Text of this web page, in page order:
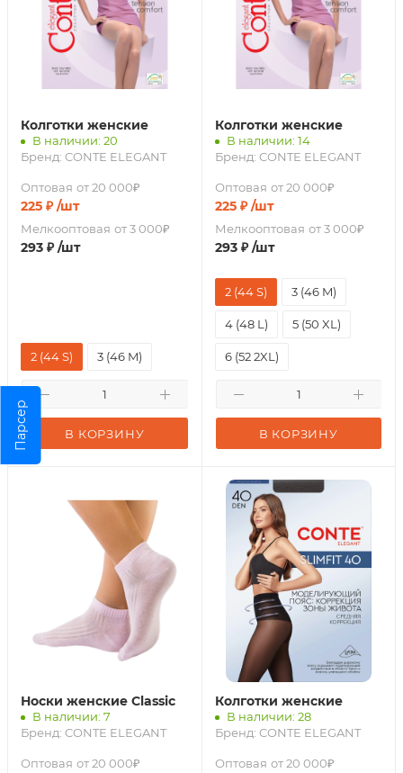
Колготки женские
В наличии: 20
Бренд: CONTE ELEGANT
Оптовая от 20 000₽
225 ₽ /шт
Мелкооптовая от 3 000₽
293 ₽ /шт
В КОРЗИНУ
2 (44 S) 3 (46 M)
Колготки женские
В наличии: 14
Бренд: CONTE ELEGANT
Оптовая от 20 000₽
225₽ /шт
Мелкооптовая от 3 000₽
293₽ /шт
В КОРЗИНУ
2 (44 S) 3 (46 M)
4 (48 L) 5 (50 XL)
6 (52 2XL)
Носки женские Classic
В наличии: 7
Бренд: CONTE ELEGANT
Оптовая от 20 000₽
Колготки женские
В наличии: 28
Бренд: CONTE ELEGANT
Оптовая от 20 000₽
Парсер